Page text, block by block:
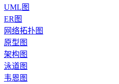
UML图
ER图
网络拓扑图
原型图
架构图
泳道图
韦恩图